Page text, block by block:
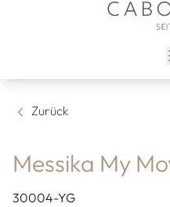
Zurück
Messika My
30004-YG